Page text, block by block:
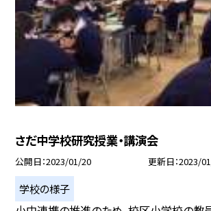
さだ中学校研究授業・講演会
公開日 2023/01/20 更新日 2023/
学校の様子